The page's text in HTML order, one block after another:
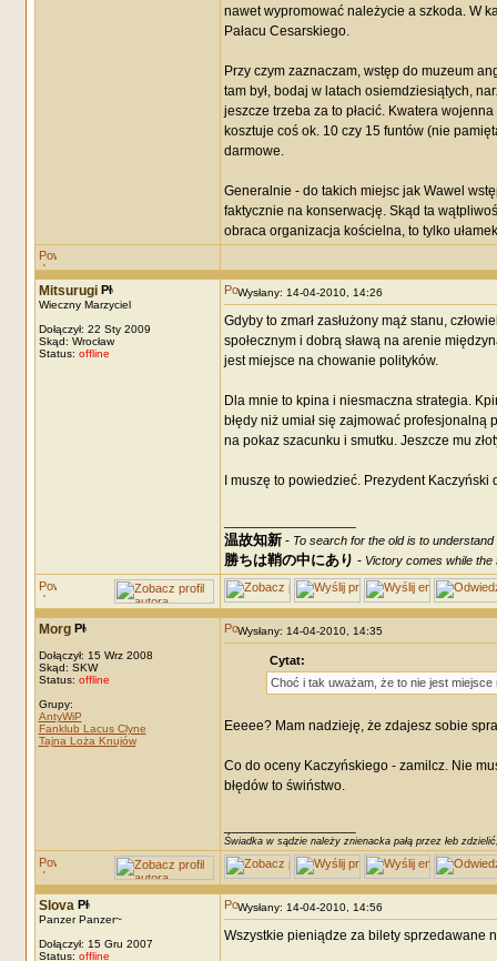
nawet wypromować należycie a szkoda. W
Pałacu Cesarskiego.
Przy czym zaznaczam, wstęp do muzeum
tam był, bodaj w latach osiemdziesiątych,
jeszcze trzeba za to płacić. Kwatera
kosztuje coś ok. 10 czy 15 funtów (nie
darmowe.
Generalnie - do takich miejsc jak Wawel
faktycznie na konserwację. Skąd ta
obraca organizacja kościelna, to tylko
Mitsurugi
Wieczny Marzyciel
Dołączył: 22 Sty 2009
Skąd: Wrocław
Status: offline
Wysłany: 14-04-2010, 14:26
Gdyby to zmarł zasłużony mąż stanu,
społecznym i dobrą sławą na arenie
jest miejsce na chowanie polityków.
Dla mnie to kpina i niesmaczna strategia.
błędy niż umiał się zajmować profesjonalną
na pokaz szacunku i smutku. Jeszcze mu
I muszę to powiedzieć. Prezydent
温故知新- To search for the old is to understand
勝ちは鞘の中にあり - Victory comes while
Morg
Dołączył: 15 Wrz 2008
Skąd: SKW
Status: offline
Grupy:
AntyWiP
Fanklub Lacus Clyne
Tajna Loża Knujów
Wysłany: 14-04-2010, 14:35
Cytat:
Choć i tak uważam, że to nie jest miejsce
Eeeee? Mam nadzieję, że zdajesz sobie
Co do oceny Kaczyńskiego - zamilcz. Nie
błędów to świństwo.
Świadka w sądzie należy znienacka pałą przez łeb
Slova
Panzer Panzer~
Dołączył: 15 Gru 2007
Status: offline
Wysłany: 14-04-2010, 14:56
Wszystkie pieniądze za bilety sprzedawane